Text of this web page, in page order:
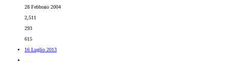
28 Febbraio 2004
2,511
293
615
16 Luglio 2013